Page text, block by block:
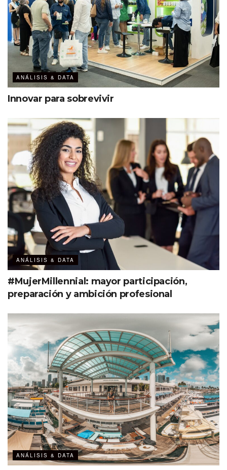
ANÁLISIS & DATA
Innovar para sobrevivir
ANÁLISIS & DATA
#MujerMillennial: mayor participación,
preparación y ambición profesional
ANÁLISIS & DATA